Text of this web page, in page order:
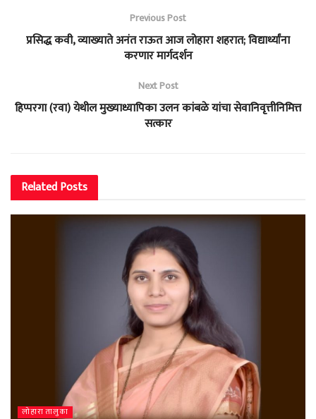
Previous Post
प्रसिद्ध कवी, व्याख्याते अनंत राऊत आज लोहारा शहरात; विद्यार्थ्यांना
करणार मार्गदर्शन
Next Post
हिप्परगा (रवा) येथील मुख्याध्यापिका उलन कांबळे यांचा सेवानिवृत्तीनिमित्त
सत्कार
RelatedPosts
लोहारा तालुका